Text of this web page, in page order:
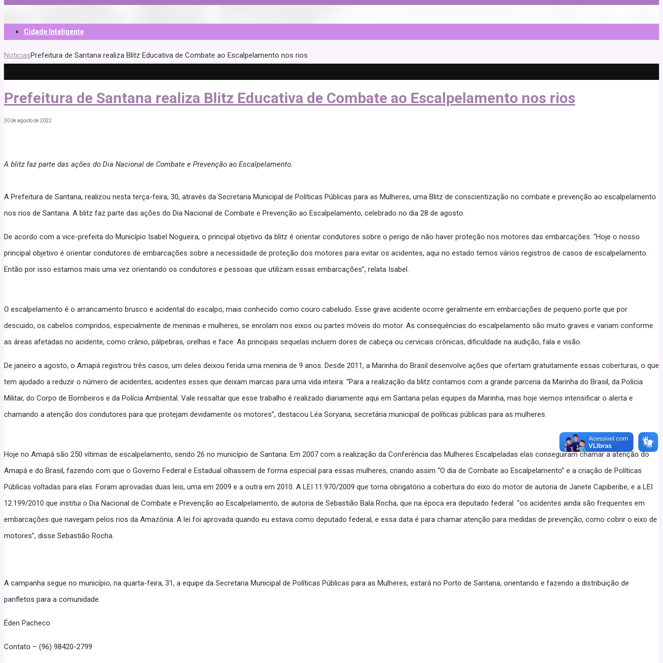
Cidade Inteligente
NoticiasPrefeitura de Santana realiza Blitz Educativa de Combate ao Escalpelamento nos rios
Prefeitura de Santana realiza Blitz Educativa de Combate ao Escalpelamento nos rios
30 de agosto de 2022
A blitz faz parte das ações do Dia Nacional de Combate e Prevenção ao Escalpelamento.
A Prefeitura de Santana, realizou nesta terça-feira, 30, através da Secretaria Municipal de Políticas Públicas para as Mulheres, uma Blitz de conscientização no combate e prevenção ao escalpelamento
nos rios de Santana. A blitz faz parte das ações do Dia Nacional de Combate e Prevenção ao Escalpelamento, celebrado no dia 28 de agosto.
De acordo com a vice-prefeita do Município Isabel Nogueira, o principal objetivo da blitz é orientar condutores sobre o perigo de não haver proteção nos motores das embarcações: “Hoje o nosso
principal objetivo é orientar condutores de embarcações sobre a necessidade de proteção dos motores para evitar os acidentes, aqui no estado temos vários registros de casos de escalpelamento.
Então por isso estamos mais uma vez orientando os condutores e pessoas que utilizam essas embarcações”, relata Isabel.
O escalpelamento é o arrancamento brusco e acidental do escalpo, mais conhecido como couro cabeludo. Esse grave acidente ocorre geralmente em embarcações de pequeno porte que por
descuido, os cabelos compridos, especialmente de meninas e mulheres, se enrolam nos eixos ou partes móveis do motor. As consequências do escalpelamento são muito graves e variam conforme
as áreas afetadas no acidente, como crânio, pálpebras, orelhas e face. As principais sequelas incluem dores de cabeça ou cervicais crônicas, dificuldade na audição, fala e visão.
De janeiro a agosto, o Amapá registrou três casos, um deles deixou ferida uma menina de 9 anos. Desde 2011, a Marinha do Brasil desenvolve ações que ofertam gratuitamente essas coberturas, o que
tem ajudado a reduzir o número de acidentes; acidentes esses que deixam marcas para uma vida inteira: “Para a realização da blitz contamos com a grande parceria da Marinha do Brasil, da Polícia
Militar, do Corpo de Bombeiros e da Polícia Ambiental. Vale ressaltar que esse trabalho é realizado diariamente aqui em Santana pelas equipes da Marinha, mas hoje viemos intensificar o alerta e
chamando a atenção dos condutores para que protejam devidamente os motores”, destacou Léa Soryana, secretária municipal de políticas públicas para as mulheres.
Hoje no Amapá são 250 vítimas de escalpelamento, sendo 26 no município de Santana. Em 2007 com a realização da Conferência das Mulheres Escalpeladas elas conseguiram chamar a atenção do
Amapá e do Brasil, fazendo com que o Governo Federal e Estadual olhassem de forma especial para essas mulheres, criando assim “O dia de Combate ao Escalpelamento” e a criação de Políticas
Públicas voltadas para elas. Foram aprovadas duas leis, uma em 2009 e a outra em 2010. A LEI 11.970/2009 que torna obrigatório a cobertura do eixo do motor de autoria de Janete Capiberibe, e a LEI
12.199/2010 que institui o Dia Nacional de Combate e Prevenção ao Escalpelamento, de autoria de Sebastião Bala Rocha, que na época era deputado federal. “os acidentes ainda são frequentes em
embarcações que navegam pelos rios da Amazônia. A lei foi aprovada quando eu estava como deputado federal, e essa data é para chamar atenção para medidas de prevenção, como cobrir o eixo de
motores”, disse Sebastião Rocha.
A campanha segue no município, na quarta-feira, 31, a equipe da Secretaria Municipal de Políticas Públicas para as Mulheres, estará no Porto de Santana, orientando e fazendo a distribuição de
panfletos para a comunidade.
Éden Pacheco
Contato – (96) 98420-2799